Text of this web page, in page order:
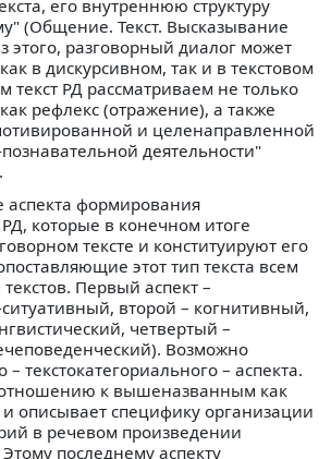
его внутреннюю структуру
(Общение. Текст. Высказывание
этого, разговорный диалог может
в дискурсивном, так и в текстовом
текст РД рассматриваем не только
рефлекс (отражение), а также
и целенаправленной
деятельности"
формирования
которые в конечном итоге
тексте и конституируют его
этот тип текста всем
Первый аспект –
второй – когнитивный,
четвертый –
Возможно
текстокатегориального – аспекта.
к вышеназванным как
описывает специфику организации
в речевом произведении
последнему аспекту